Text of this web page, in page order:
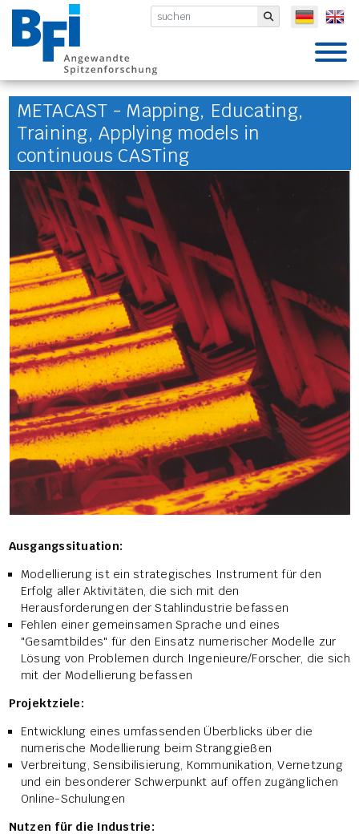
BFI VDEh- Submit
METACAST - Mapping, Educating,
Training, Applying models in
continuous CASTing
Ausgangssituation:
Modellierung ist ein strategisches Instrument für den
Erfolg aller Aktivitäten, die sich mit den
Herausforderungen der Stahlindustrie befassen
Fehlen einer gemeinsamen Sprache und eines
"Gesamtbildes" für den Einsatz numerischer Modelle zur
Lösung von Problemen durch Ingenieure/Forscher, die sich
mit der Modellierung befassen
Projektziele:
Entwicklung eines umfassenden Überblicks über die
numerische Modellierung beim Stranggießen
Verbreitung, Sensibilisierung, Kommunikation, Vernetzung
und ein besonderer Schwerpunkt auf offen zugänglichen
Online-Schulungen
Nutzen für die Industrie: